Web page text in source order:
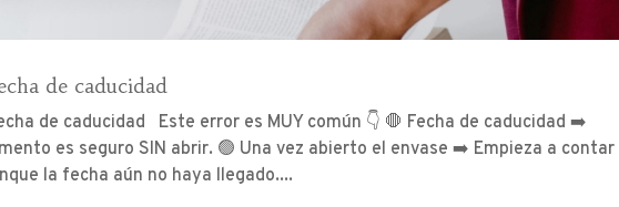
de caducidad
de caducidad Este error es MUY común 👇 🛑 Fecha de caducidad ➡️
es seguro SIN abrir. 🟢 Una vez abierto el envase ➡️ Empieza a contar
la fecha aún no haya llegado....